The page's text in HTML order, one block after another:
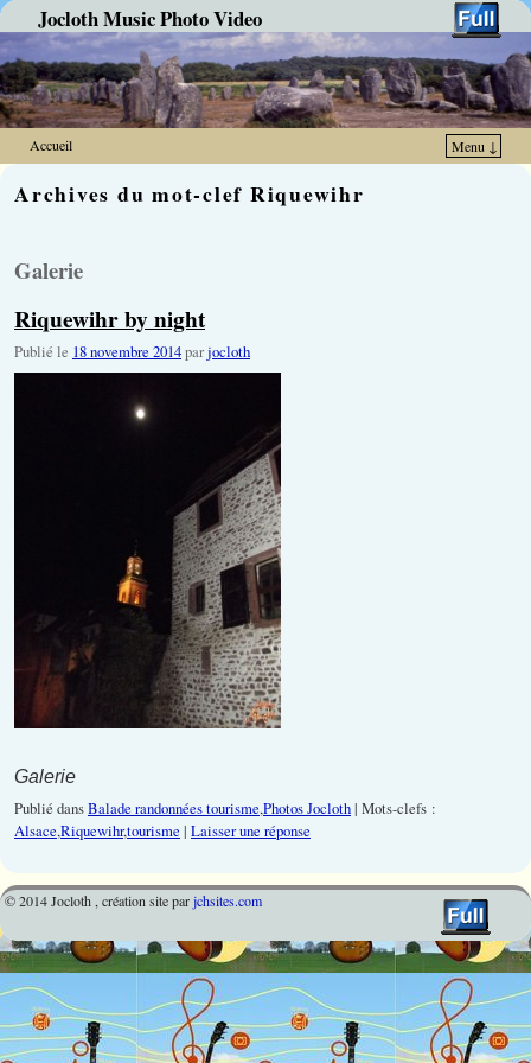
Jocloth Music Photo Video
Accueil Menu ↓
Archives du mot-clef Riquewihr
Galerie
Riquewihr by night
Publié le 18 novembre 2014parjocloth
Galerie
Publié dansBalade randonnées tourisme,Photos Jocloth| Mots-clefs :
Alsace,Riquewihr,tourisme | Laisser une réponse
© 2014 Jocloth , création site parjchsites.com